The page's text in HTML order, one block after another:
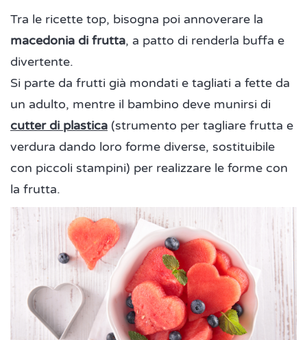
Tra le ricette top, bisogna poi annoverare la
macedonia di frutta, a patto di renderla buffa e
divertente.
Si parte da frutti già mondati e tagliati a fette da
un adulto, mentre il bambino deve munirsi di
cutter di plastica (strumento per tagliare frutta e
verdura dando loro forme diverse, sostituibile
con piccoli stampini) per realizzare le forme con
la frutta.